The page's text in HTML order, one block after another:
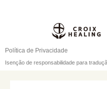
Política de Privacidade
Isenção de responsabilidade para